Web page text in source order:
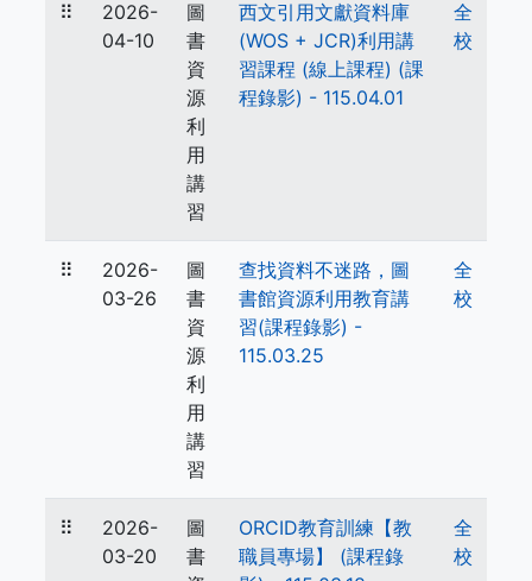
⠿
2026-
04-10
圖
書
資
源
利
用
講
習
西文引用文獻資料庫
(WOS + JCR)利用講
習課程 (線上課程) (課
程錄影) - 115.04.01
全
校
⠿
2026-
03-26
圖
書
資
源
利
用
講
習
查找資料不迷路，圖
書館資源利用教育講
習(課程錄影) -
115.03.25
全
校
⠿
2026-
03-20
圖
書
ORCID教育訓練【教
職員專場】 (課程錄
全
校